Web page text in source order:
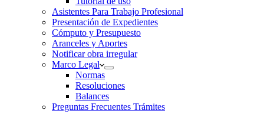
Asistentes Para Trabajo Profesional
Presentación de Expedientes
Cómputo y Presupuesto
Aranceles y Aportes
Notificar obra irregular
Marco Legal
Normas
Resoluciones
Balances
Preguntas Frecuentes Trámites